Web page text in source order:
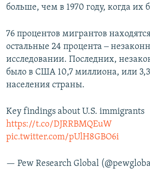
больше, чем в 1970 году, когда их
76 процентов мигрантов
остальные 24 процента ‒
исследовании. Последних,
было в США 10,7 миллиона, или
населения страны.
Key findings about U.S. immigrants
https://t.co/DJRRBMQEuW
pic.twitter.com/pUlH8GBO6i
— Pew Research Global